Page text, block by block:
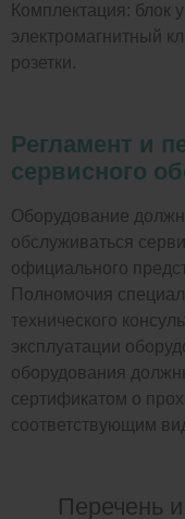
Комплектация: блок
электромагнитный
розетки.
Регламент и
сервисного
Оборудование
обслуживаться
официального
Полномочия
технического
эксплуатации
оборудования
сертификатом о
соответствующим
Перечень